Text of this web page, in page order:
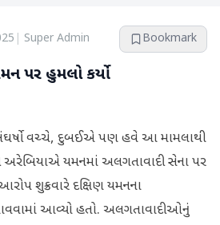
Super Admin Bookmark
પર હુમલો કર્યો
સંઘર્ષો વચ્ચે, દુબઈએ પણ હવે આ મામલાથી
અરેબિયાએ યમનમાં અલગતાવાદી સેના પર
શુક્રવારે દક્ષિણ યમનના
આવ્યો હતો. અલગતાવાદીઓનું